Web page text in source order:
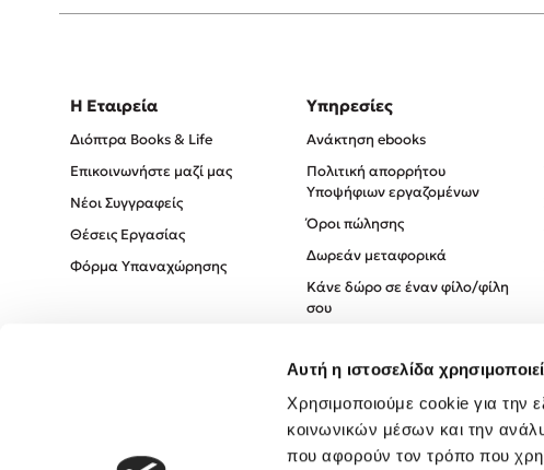
Αυτή η ιστοσελίδα
Χρησιμοποιούμε cookie για την
κοινωνικών μέσων και την
που αφορούν τον τρόπο που
Η Εταιρεία
Διόπτρα Books & Life
Επικοινωνήστε μαζί μας
Νέοι Συγγραφείς
Θέσεις Εργασίας
Φόρμα Υπαναχώρησης
Υπηρεσίες
Ανάκτηση ebooks
Πολιτική απορρήτου
Υποψήφιων εργαζομένων
Όροι πώλησης
Δωρεάν μεταφορικά
Κάνε δώρο σε έναν φίλο/φίλη
σου
Πολιτική Απορρήτου
Όροι χρήσης